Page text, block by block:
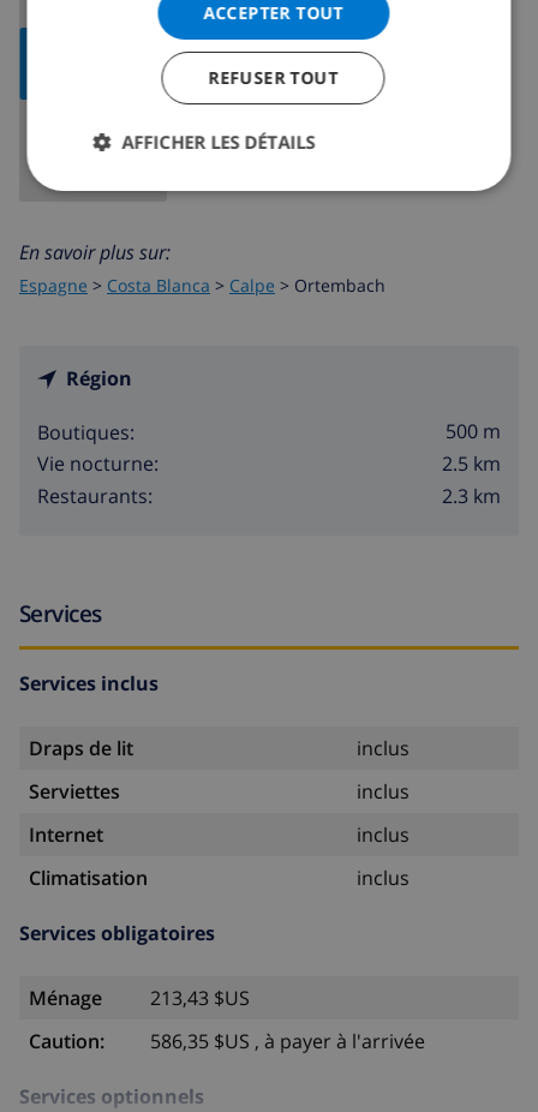
En savoir plus sur:
Espagne > Costa Blanca > Calpe > Ortembach
Région
Boutiques:
500 m
Vie nocturne:
2.5 km
Restaurants:
2.3 km
Services
Services inclus
Draps de lit
inclus
Serviettes
inclus
Internet
inclus
Climatisation
inclus
Services obligatoires
Ménage
213,43 $US
Caution:
586,35 $US , à payer à l'arrivée
Services optionnels
ACCEPTER TOUT
REFUSER TOUT
AFFICHER LES DÉTAILS